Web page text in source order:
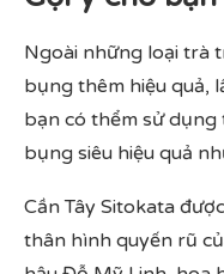
Ngoài những loại trà
bụng thêm hiệu quả,
bạn có thểm sử
bụng siêu hiệu quả
Cần Tây Sitokata
thân hình quyến rũ